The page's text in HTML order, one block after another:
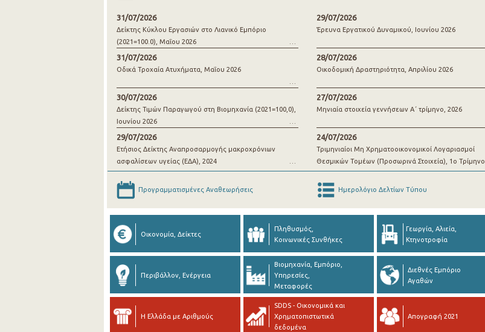
31/07/2026
Δείκτης Κύκλου Εργασιών στο Λιανικό Εμπόριο
(2021=100.0), Μαΐου 2026
31/07/2026
Οδικά Τροχαία Ατυχήματα, Μαΐου 2026
30/07/2026
Δείκτης Τιμών Παραγωγού στη Βιομηχανία (2021=100,0),
Ιουνίου 2026
29/07/2026
Ετήσιος Δείκτης Αναπροσαρμογής μακροχρόνιων
ασφαλίσεων υγείας (ΕΔΑ), 2024
29/07/2026
Έρευνα Εργατικού Δυναμικού, Ιουνίου 2026
28/07/2026
Οικοδομική Δραστηριότητα, Απριλίου 2026
27/07/2026
Μηνιαία στοιχεία γεννήσεων Α΄ τρίμηνο, 2026
24/07/2026
Τριμηνιαίοι Μη Χρηματοοικονομικοί Λογαριασμοί
Θεσμικών Τομέων (Προσωρινά Στοιχεία), 1o Τρίμηνο
2026
Προγραμματισμένες Αναθεωρήσεις Ημερολόγιο Δελτίων Τύπου
Οικονομία, Δείκτες
Πληθυσμός,
Κοινωνικές Συνθήκες
Γεωργία, Αλιεία,
Κτηνοτροφία
Περιβάλλον, Ενέργεια
Βιομηχανία, Εμπόριο,
Υπηρεσίες,
Μεταφορές
Διεθνές Εμπόριο
Αγαθών
Η Ελλάδα με Αριθμούς
SDDS - Οικονομικά και
Χρηματοπιστωτικά
δεδομένα
Απογραφή 2021